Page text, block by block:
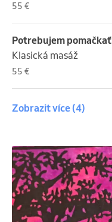
55 €
Potrebujem pomačkať
Klasická masáž
55 €
Zobrazit více (4)